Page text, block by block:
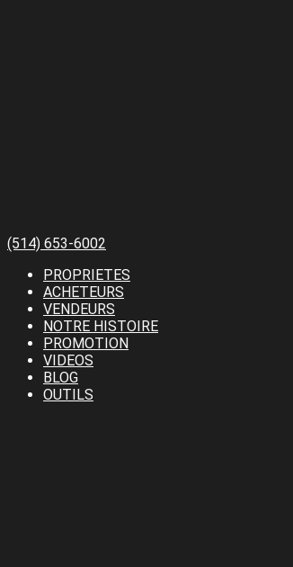
(514) 653-6002
PROPRIETES
ACHETEURS
VENDEURS
NOTRE HISTOIRE
PROMOTION
VIDEOS
BLOG
OUTILS